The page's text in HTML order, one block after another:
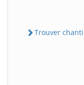
Trouver